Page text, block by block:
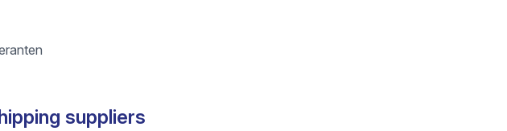
suppliers